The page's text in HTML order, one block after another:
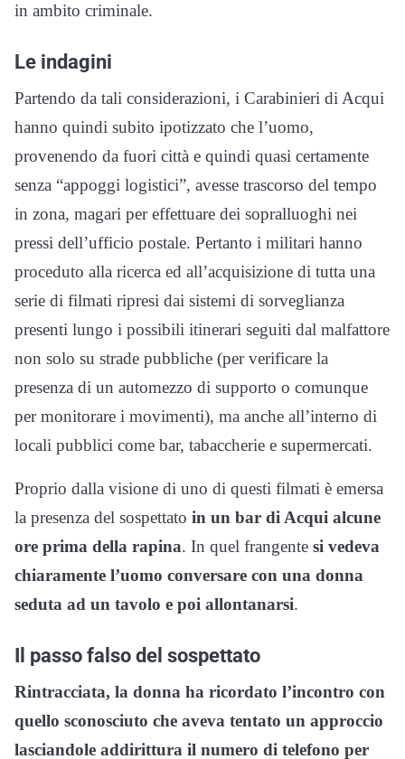
in ambito criminale.
Le indagini
Partendo da tali considerazioni, i Carabinieri di Acqui
hanno quindi subito ipotizzato che l’uomo,
provenendo da fuori città e quindi quasi certamente
senza “appoggi logistici”, avesse trascorso del tempo
in zona, magari per effettuare dei sopralluoghi nei
pressi dell’ufficio postale. Pertanto i militari hanno
proceduto alla ricerca ed all’acquisizione di tutta una
serie di filmati ripresi dai sistemi di sorveglianza
presenti lungo i possibili itinerari seguiti dal malfattore
non solo su strade pubbliche (per verificare la
presenza di un automezzo di supporto o comunque
per monitorare i movimenti), ma anche all’interno di
locali pubblici come bar, tabaccherie e supermercati.
Proprio dalla visione di uno di questi filmati è emersa
la presenza del sospettato in un bar di Acqui alcune
ore prima della rapina. In quel frangente si vedeva
chiaramente l’uomo conversare con una donna
seduta ad un tavolo e poi allontanarsi.
Il passo falso del sospettato
Rintracciata, la donna ha ricordato l’incontro con
quello sconosciuto che aveva tentato un approccio
lasciandole addirittura il numero di telefono per